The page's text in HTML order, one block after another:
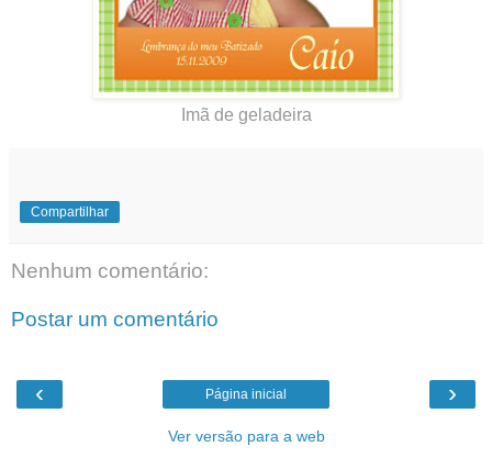
Imã de geladeira
Compartilhar
Nenhum comentário:
Postar um comentário
‹ ›
Página inicial
Ver versão para a web